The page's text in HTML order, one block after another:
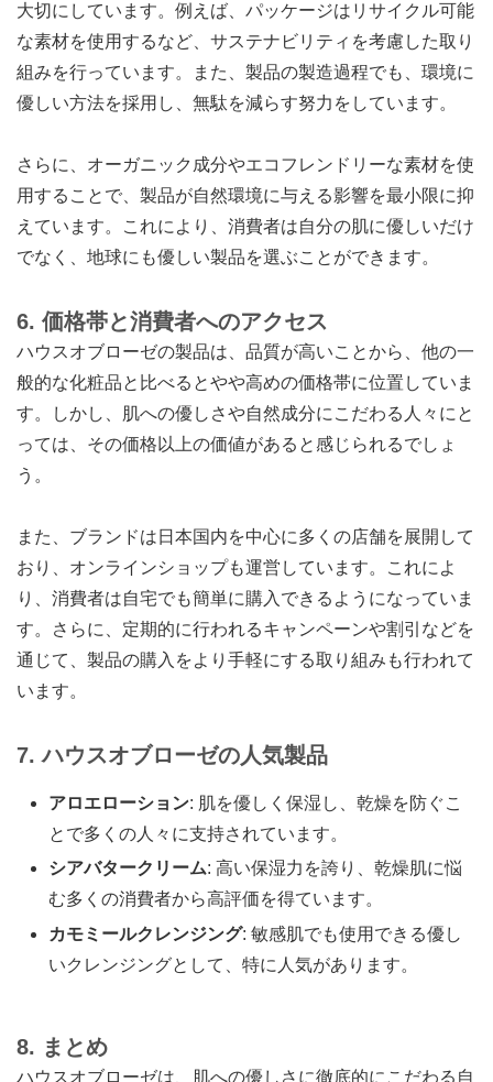
大切にしています。例えば、パッケージはリサイクル可能
な素材を使用するなど、サステナビリティを考慮した取り
組みを行っています。また、製品の製造過程でも、環境に
優しい方法を採用し、無駄を減らす努力をしています。
さらに、オーガニック成分やエコフレンドリーな素材を使
用することで、製品が自然環境に与える影響を最小限に抑
えています。これにより、消費者は自分の肌に優しいだけ
でなく、地球にも優しい製品を選ぶことができます。
6. 価格帯と消費者へのアクセス
ハウスオブローゼの製品は、品質が高いことから、他の一
般的な化粧品と比べるとやや高めの価格帯に位置していま
す。しかし、肌への優しさや自然成分にこだわる人々にと
っては、その価格以上の価値があると感じられるでしょ
う。
また、ブランドは日本国内を中心に多くの店舗を展開して
おり、オンラインショップも運営しています。これによ
り、消費者は自宅でも簡単に購入できるようになっていま
す。さらに、定期的に行われるキャンペーンや割引などを
通じて、製品の購入をより手軽にする取り組みも行われて
います。
7. ハウスオブローゼの人気製品
アロエローション: 肌を優しく保湿し、乾燥を防ぐこ
とで多くの人々に支持されています。
シアバタークリーム: 高い保湿力を誇り、乾燥肌に悩
む多くの消費者から高評価を得ています。
カモミールクレンジング: 敏感肌でも使用できる優し
いクレンジングとして、特に人気があります。
8. まとめ
ハウスオブローゼは、肌への優しさに徹底的にこだわる自